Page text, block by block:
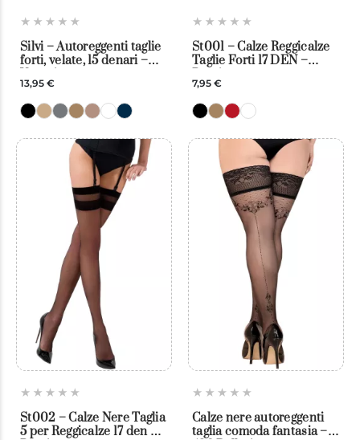
Silvi – Autoreggenti taglie
forti, velate, 15 denari –
13,95 €
St001 – Calze Reggicalze
Taglie Forti 17 DEN –
7,95 €
St002 – Calze Nere Taglia
5 per Reggicalze 17 den –
Calze nere autoreggenti
taglia comoda fantasia –